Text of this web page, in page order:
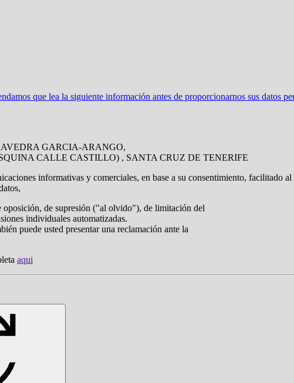
que lea la siguiente información antes de proporcionarnos sus datos
GARCIA-ARANGO,
CALLE CASTILLO) , SANTA CRUZ DE TENERIFE
informativas y comerciales, en base a su consentimiento, facilitado
de supresión ("al olvido"), de limitación del
individuales automatizadas.
puede usted presentar una reclamación ante la
aqui